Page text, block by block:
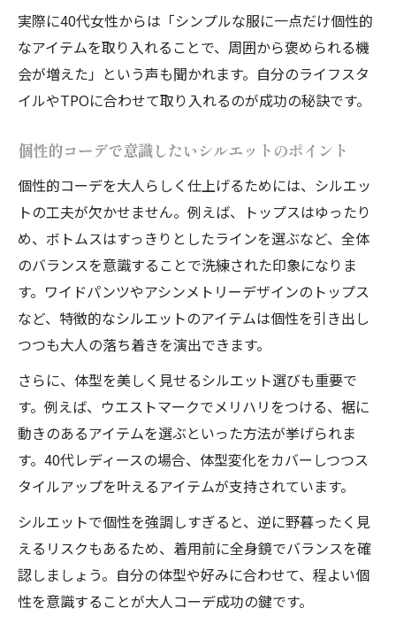
実際に40代女性からは「シンプルな服に一点だけ個性的
なアイテムを取り入れることで、周囲から褒められる機
会が増えた」という声も聞かれます。自分のライフスタ
イルやTPOに合わせて取り入れるのが成功の秘訣です。
個性的コーデで意識したいシルエットのポイント
個性的コーデを大人らしく仕上げるためには、シルエッ
トの工夫が欠かせません。例えば、トップスはゆったり
め、ボトムスはすっきりとしたラインを選ぶなど、全体
のバランスを意識することで洗練された印象になりま
す。ワイドパンツやアシンメトリーデザインのトップス
など、特徴的なシルエットのアイテムは個性を引き出し
つつも大人の落ち着きを演出できます。
さらに、体型を美しく見せるシルエット選びも重要で
す。例えば、ウエストマークでメリハリをつける、裾に
動きのあるアイテムを選ぶといった方法が挙げられま
す。40代レディースの場合、体型変化をカバーしつつス
タイルアップを叶えるアイテムが支持されています。
シルエットで個性を強調しすぎると、逆に野暮ったく見
えるリスクもあるため、着用前に全身鏡でバランスを確
認しましょう。自分の体型や好みに合わせて、程よい個
性を意識することが大人コーデ成功の鍵です。